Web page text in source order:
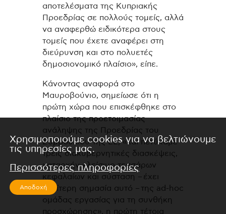
αποτελέσματα της Κυπριακής
Προεδρίας σε πολλούς τομείς, αλλά
να αναφερθώ ειδικότερα στους
τομείς που έχετε αναφέρει στη
διεύρυνση και στο πολυετές
δημοσιονομικό πλαίσιο», είπε.
Κάνοντας αναφορά στο
Μαυροβούνιο, σημείωσε ότι η
πρώτη χώρα που επισκέφθηκε στο
πλαίσιο της προετοιμασίας
ανάληψης της Προεδρίας του
Συμβουλίου της ΕΕ, «και πετύχαμε
τρεις διακυβερνητικές διασκέψεις,
καταρχήν κλείσιμο τεσσάρων
κεφαλαίων και σύσταση – έχει
ιδιαίτερη σημασία αυτό – της ad-hoc
ομάδας εργασίας για τη συνθήκη
προσχώρησης», η πρώτη τέτοια
Χρησιμοποιούμε cookies για να βελτιώνουμε
τις υπηρεσίες μας.
Περισσότερες πληροφορίες
Αποδοχή